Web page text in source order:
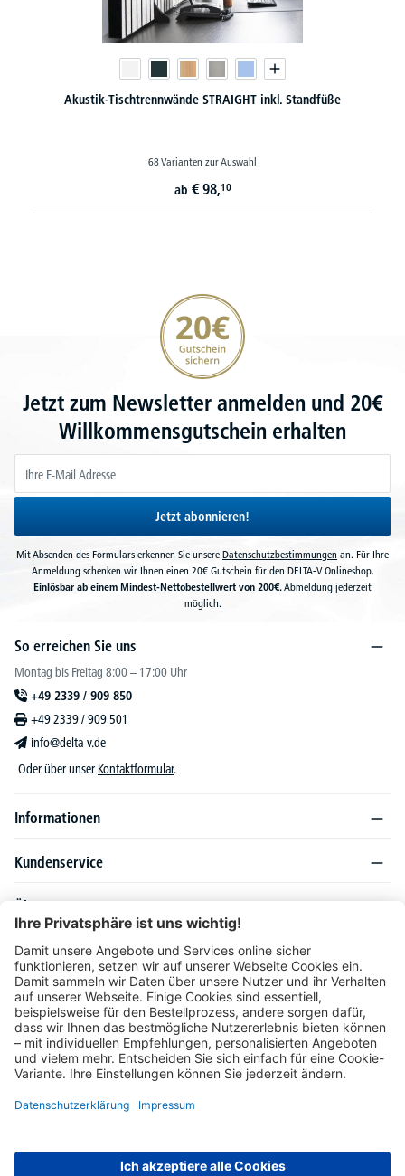
Akustik-Tischtrennwände STRAIGHT inkl. Standfüße
68 Varianten zur Auswahl
ab € 98,10
20€ Gutschein sichern
Jetzt zum Newsletter anmelden und 20€
Willkommensgutschein erhalten
Jetzt abonnieren!
Mit Absenden des Formulars erkennen Sie unsere Datenschutzbestimmungen an. Für Ihre
Anmeldung schenken wir Ihnen einen 20€ Gutschein für den DELTA-V Onlineshop.
Einlösbar ab einem Mindest-Nettobestellwert von 200€.Abmeldung jederzeit
möglich.
So erreichen Sie uns
Montag bis Freitag 8:00 – 17:00 Uhr
+49 2339 / 909 850
+49 2339 / 909 501
info@delta-v.de
Oder über unser Kontaktformular.
Informationen
Kundenservice
Über DELTA-V
Produktsortiment
Ratgeber
Folgen Sie uns auch auf
Unser Angebot richtet sich ausschließlich an Industrie, Handel, Gewerbe und
europäische Ausland gelten Sonderkonditionen, die auf Anfrage mitgeteilt werden.